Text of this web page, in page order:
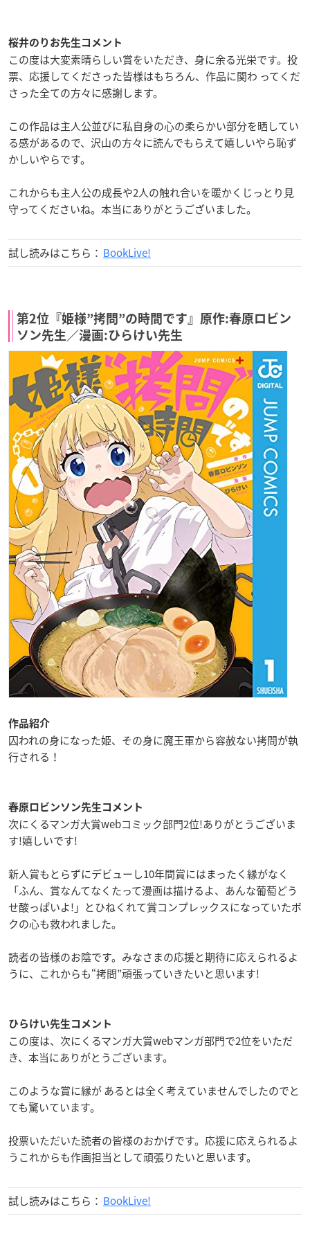
桜井のりお先生コメント
この度は大変素晴らしい賞をいただき、身に余る光栄です。投
票、応援してくださった皆様はもちろん、作品に関わ ってくだ
さった全ての方々に感謝します。
この作品は主人公並びに私自身の心の柔らかい部分を晒してい
る感があるので、沢山の方々に読んでもらえて嬉しいやら恥ず
かしいやらです。
これからも主人公の成長や2人の触れ合いを暖かくじっとり見
守ってくださいね。本当にありがとうございました。
試し読みはこちら： BookLive!
第2位『姫様”拷問”の時間です』原作:春原ロビン
ソン先生／漫画:ひらけい先生
作品紹介
囚われの身になった姫、その身に魔王軍から容赦ない拷問が執
行される！
春原ロビンソン先生コメント
次にくるマンガ大賞webコミック部門2位!ありがとうございま
す!嬉しいです!
新人賞もとらずにデビューし10年間賞にはまったく縁がなく
「ふん、賞なんてなくたって漫画は描けるよ、あんな葡萄どう
せ酸っぱいよ!」とひねくれて賞コンプレックスになっていたボ
クの心も救われました。
読者の皆様のお陰です。みなさまの応援と期待に応えられるよ
うに、これからも“拷問”頑張っていきたいと思います!
ひらけい先生コメント
この度は、次にくるマンガ大賞webマンガ部門で2位をいただ
き、本当にありがとうございます。
このような賞に縁が あるとは全く考えていませんでしたのでと
ても驚いています。
投票いただいた読者の皆様のおかげです。応援に応えられるよ
うこれからも作画担当として頑張りたいと思います。
試し読みはこちら： BookLive!